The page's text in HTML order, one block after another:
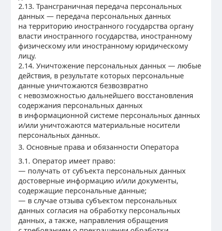
2.13. Трансграничная передача персональных
данных — передача персональных данных
на территорию иностранного государства органу
власти иностранного государства, иностранному
физическому или иностранному юридическому
лицу.
2.14. Уничтожение персональных данных — любые
действия, в результате которых персональные
данные уничтожаются безвозвратно
с невозможностью дальнейшего восстановления
содержания персональных данных
в информационной системе персональных данных
и/или уничтожаются материальные носители
персональных данных.
3. Основные права и обязанности Оператора
3.1. Оператор имеет право:
— получать от субъекта персональных данных
достоверные информацию и/или документы,
содержащие персональные данные;
— в случае отзыва субъектом персональных
данных согласия на обработку персональных
данных, а также, направления обращения